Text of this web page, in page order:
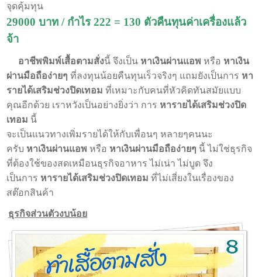
จุดคุ้มทุน
29000 บาท / กำไร 222 = 130 ตัวคืนทุนค่าเครื่องแล้ว
จ้า
อาชีพพิมพ์เสื้อตามสั่งนี้ จึงเป็น หาเงินผ่านแอพ หรือ หาเงิน
ผ่านมือถือง่ายๆ ที่ลงทุนน้อยคืนทุนเร็วจริงๆ แถมยังเป็นการ หา
รายได้เสริมช่วงปิดเทอม ที่เหมาะกับคนที่หัวคิดทันสมัยแบบ
คุณอีกด้วย เราหวังเป็นอย่างยิ่งว่า การ หารายได้เสริมช่วงปิด
เทอม นี้
จะเป็นแนวทางเพิ่มรายได้ให้กับเพื่อนๆ หลายๆคนนะ
ครับ หาเงินผ่านแอพ หรือ หาเงินผ่านมือถือง่ายๆ นี้ ไม่ใช่ธุรกิจ
ที่ต้องใช้ของสดเหมือนธุรกิจอาหาร ไม่เน่า ไม่บูด จึง
เป็นการ หารายได้เสริมช่วงปิดเทอม ที่ไม่เสี่ยงในเรื่องของ
สต๊อกสินค้า
ธุรกิจส่วนตัวงบน้อย